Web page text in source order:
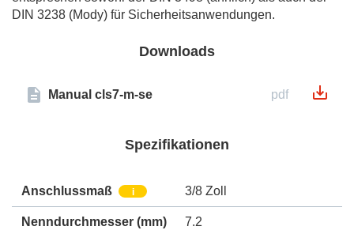
DIN 3238 (Mody) für Sicherheitsanwendungen.
Downloads
Manual cls7-m-se pdf
Spezifikationen
Anschlussmaß i 3/8 Zoll
Nenndurchmesser (mm) 7.2